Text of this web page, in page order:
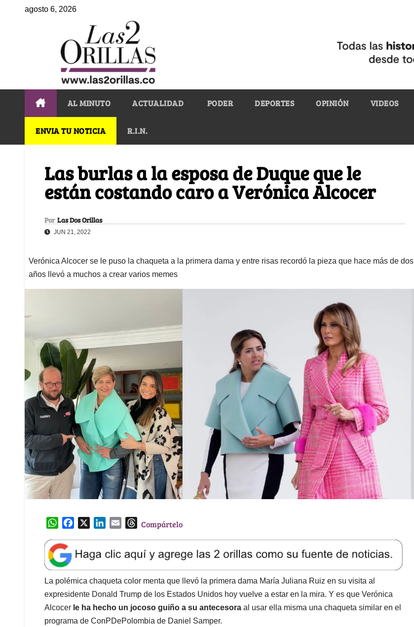
agosto 6, 2026
AL MINUTO ACTUALIDAD PODER DEPORTES OPINIÓN VIDEOS
ENVIA TU NOTICIA R.I.N.
Las burlas a la esposa de Duque que le
están costando caro a Verónica Alcocer
Por Las Dos Orillas
JUN 21, 2022
Verónica Alcocer se le puso la chaqueta a la primera dama y entre risas recordó la pieza que hace más de dos
años llevó a muchos a crear varios memes
W
a
t
s
A
p
p
e
b
o
o
k
k
e
d
I
n
l
T
e
a
d
s
Compártelo
La polémica chaqueta color menta que llevó la primera dama María Juliana Ruiz en su visita al
expresidente Donald Trump de los Estados Unidos hoy vuelve a estar en la mira. Y es que Verónica
Alcocer le ha hecho un jocoso guiño a su antecesora al usar ella misma una chaqueta similar en el
programa de ConPDePolombia de Daniel Samper.